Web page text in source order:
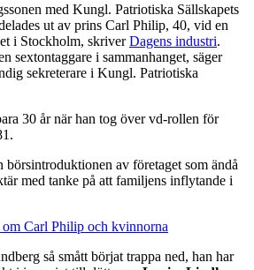
med Kungl. Patriotiska Sällskapets
ut av prins Carl Philip, 40, vid en
i Stockholm, skriverDagens industri.
sextontaggare i sammanhanget, säger
sekreterare i Kungl. Patriotiska
30 år när han tog över vd-rollen för
börsintroduktionen av företaget som ändå
med tanke på att familjens inflytande i
om Carl Philip och kvinnorna
så smått börjat trappa ned, han har